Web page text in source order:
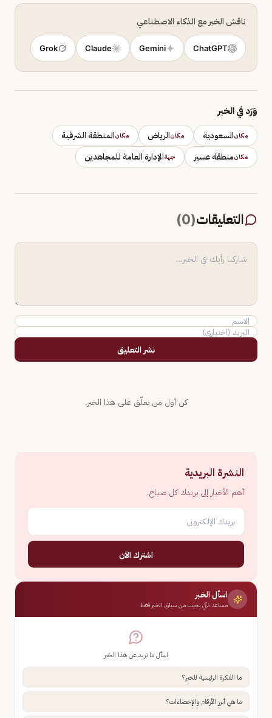
ناقش الخبر مع الذكاء الاصطناعي
ChatGPT
Gemini
Claude
Grok
وَرَد في الخبر
مكانالسعودية مكانالرياض مكانالمنطقة الشرقية
مكانمنطقة عسير جهةالإدارة العامة للمجاهدين
التعليقات(
0
)
نشر التعليق
كن أول من يعلّق على هذا الخبر.
النشرة البريدية
أهم الأخبار إلى بريدك كل صباح.
اشترك الآن
اسأل الخبر
مساعد ذكي يجيب من سياق الخبر فقط
اسأل ما تريد عن هذا الخبر
ما الفكرة الرئيسية للخبر؟
ما هي أبرز الأرقام والإحصاءات؟